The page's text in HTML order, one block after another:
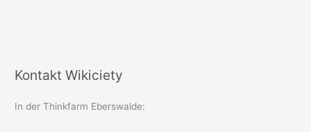
a
grip
Kontakt Wikiciety
In der Thinkfarm Eberswalde: